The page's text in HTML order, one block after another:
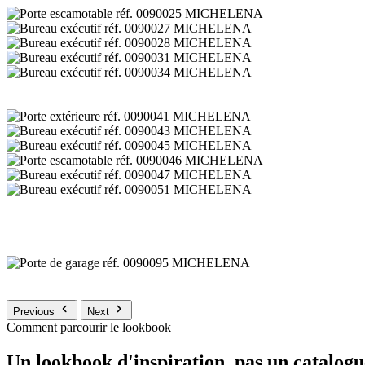
Previous Next
Comment parcourir le lookbook